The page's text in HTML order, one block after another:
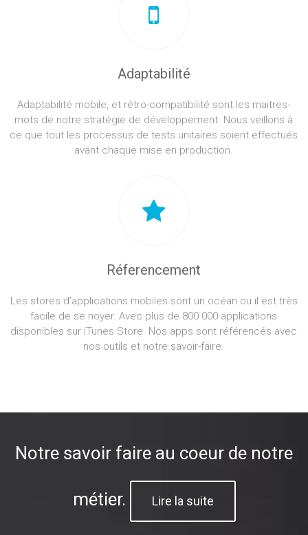
Adaptabilité
Adaptabilité mobile, et rétro-compatibilité sont les maitres-
mots de notre stratégie de développement. Nous veillons à
ce que tout les processus de tests unitaires soient effectués
avant chaque mise en production.
Réferencement
Les stores d’applications mobiles sont un océan ou il est très
facile de se noyer. Avec plus de 800 000 applications
disponibles sur iTunes Store. Nos apps sont référencés avec
nos outils et notre savoir-faire.
Notre savoir faire au coeur de notre
métier. Lire la suite